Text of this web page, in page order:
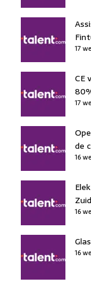
17
CE
17
de
16
16
16